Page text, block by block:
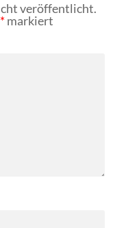
veröffentlicht.
*markiert